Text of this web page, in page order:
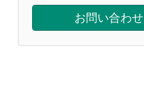
お問い合わせ